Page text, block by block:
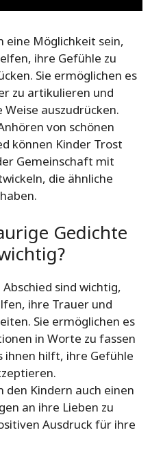
eine Möglichkeit sein,
ihre Gefühle zu
Sie ermöglichen es
zu artikulieren und
auszudrücken.
von schönen
können Kinder Trost
Gemeinschaft mit
die ähnliche
Gedichte
sind wichtig,
ihre Trauer und
Sie ermöglichen es
in Worte zu fassen
ihnen hilft, ihre Gefühle
Kindern auch einen
an ihre Lieben zu
Ausdruck für ihre